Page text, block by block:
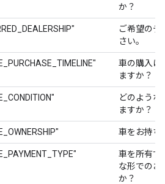
か？
ご希望のデ
さい。
車の購入は
ますか？
どのような
ますか？
車をお持ち
車を所有す
な形でのお
か？